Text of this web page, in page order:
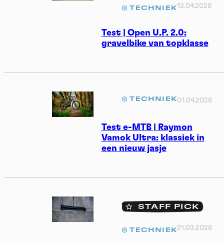
Test | Open U.P. 2.0:
gravelbike van topklasse
TECHNIEK13.04.2026
Test e-MTB | Raymon
Vamok Ultra: klassiek in
een nieuw jasje
TECHNIEK01.04.2026
STAFF PICK
TECHNIEK21.03.2026